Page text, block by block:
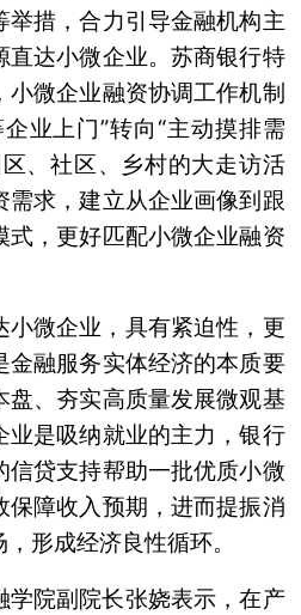
举措，合力引导金融机构主
直达小微企业。苏商银行特
微企业融资协调工作机制
业上门”转向“主动摸排需
、社区、乡村的大走访活
求，建立从企业画像到跟
式，更好匹配小微企业融资
小微企业，具有紧迫性，更
金融服务实体经济的本质要
盘、夯实高质量发展微观基
业是吸纳就业的主力，银行
信贷支持帮助一批优质小微
保障收入预期，进而提振消
形成经济良性循环。
学院副院长张娆表示，在产